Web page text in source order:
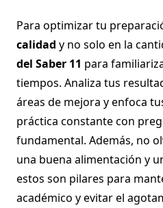
Para optimizar tu
calidad y no solo en la
del Saber 11 para
tiempos. Analiza tus
áreas de mejora y enfoca
práctica constante con
fundamental. Además, no
una buena alimentación y
estos son pilares para
académico y evitar el